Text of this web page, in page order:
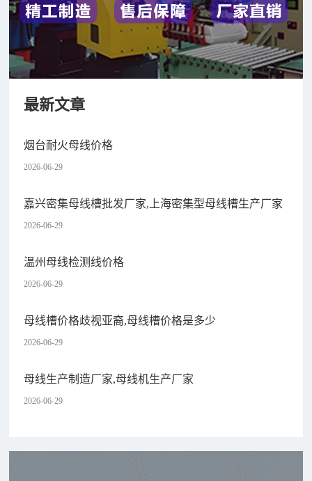
最新文章
烟台耐火母线价格
2026-06-29
嘉兴密集母线槽批发厂家,上海密集型母线槽生产厂家
2026-06-29
温州母线检测线价格
2026-06-29
母线槽价格歧视亚裔,母线槽价格是多少
2026-06-29
母线生产制造厂家,母线机生产厂家
2026-06-29